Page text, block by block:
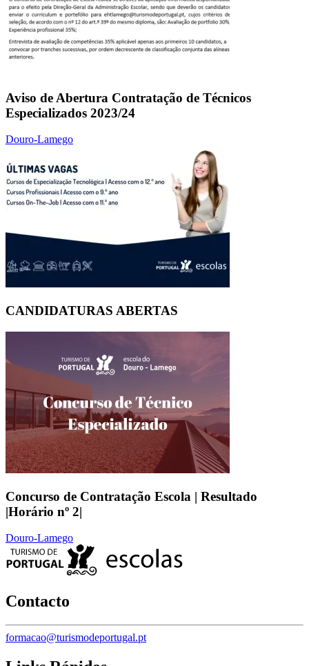
Aviso de Abertura Contratação de Técnicos
Especializados 2023/24
Douro-Lamego
CANDIDATURAS ABERTAS
Concurso de Contratação Escola | Resultado
|Horário nº 2|
Douro-Lamego
Contacto
formacao@turismodeportugal.pt